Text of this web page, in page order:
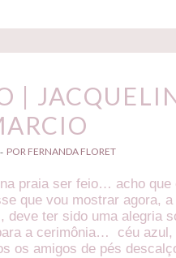
|
POR FERNANDA FLORET
praia ser feio… acho que
que vou mostrar agora,
deve ter sido uma alegria
a cerimônia… céu azul,
os amigos de pés